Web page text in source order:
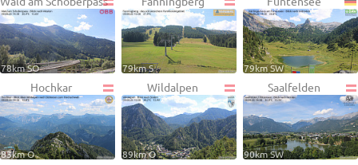
78km SO 79km S 79km SW
Hochkar
83km O
Wildalpen
89km O
Saalfelden
90km SW